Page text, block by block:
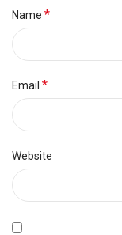
Name *
Email *
Website